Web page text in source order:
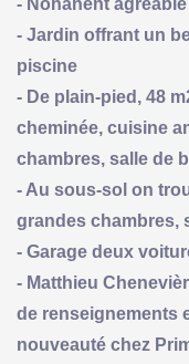
- Jardin offrant un
piscine
- De plain-pied, 48
cheminée, cuisine
chambres, salle de
- Au sous-sol on
grandes chambres,
- Garage deux
- Matthieu
de renseignements
nouveauté chez